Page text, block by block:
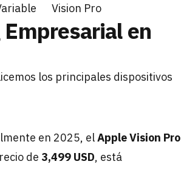
Vision Pro
en
los principales dispositivos
en 2025, elApple Vision Pro
de 3,499 USD, está